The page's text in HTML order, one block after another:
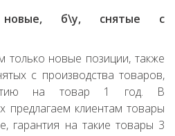
новые, б\у, снятые с
только новые позиции, также
с производства товаров,
на товар 1 год. В
предлагаем клиентам товары
гарантия на такие товары 3